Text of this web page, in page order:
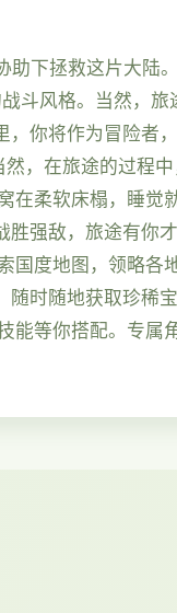
下拯救这片大陆
斗风格。当然，旅
你将作为冒险者
，在旅途的过程
在柔软床榻，睡觉
强敌，旅途有你
国度地图，领略各
时随地获取珍稀
等你搭配。专属